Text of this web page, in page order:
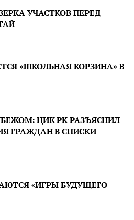
УЧАСТКОВ ПЕРЕД
«ШКОЛЬНАЯ КОРЗИНА» В
ЦИК РК РАЗЪЯСНИЛ
ГРАЖДАН В СПИСКИ
«ИГРЫ БУДУЩЕГО